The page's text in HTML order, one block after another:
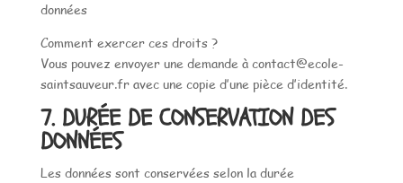
données
Comment exercer ces droits ?
Vous pouvez envoyer une demande à contact@ecole-
saintsauveur.fr avec une copie d’une pièce d’identité.
7. DURÉE DE CONSERVATION DES
DONNÉES
Les données sont conservées selon la durée